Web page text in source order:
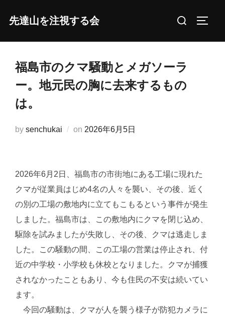
先達山を注視する会
検
対
福島市のクマ騒動とメガソーラ
ー。地元民の胸に去来するもの
は。
by senchukai on 投
2026年6月5日
2026年6月2日、福島市の市街地にある工場に現れた
クマが従業員はじめ4名の人々を襲い、その後、近く
の別の工場の敷地内に立てもこもるという事件が発生
しました。福島市は、この敷地内にクマを閉じ込め、
駆除を試みましたが失敗し、その後、クマは逃走しま
した。この騒動の間、この工場の営業は停止され、付
近の中学校・小学校も休校となりました。クマが捕獲
されなかったこともあり、今も住民の不安は続いてい
ます。
今回の騒動は、クマが人を襲う様子が防犯カメラに